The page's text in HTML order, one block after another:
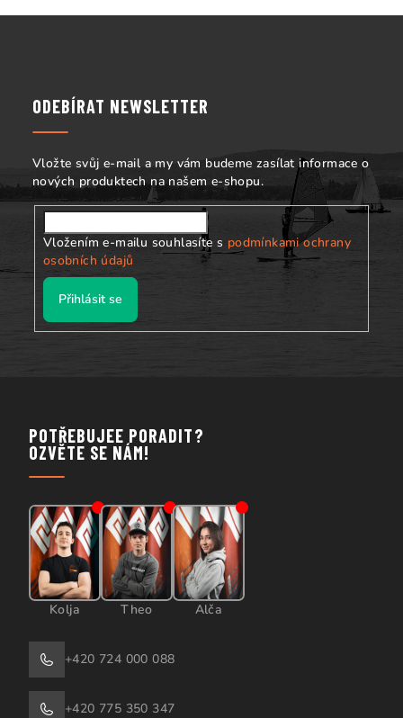
ODEBÍRAT NEWSLETTER
Vložte svůj e-mail a my vám budeme zasílat informace o
nových produktech na našem e-shopu.
Vložením e-mailu souhlasíte s podmínkami ochrany
osobních údajů
Přihlásit se
POTŘEBUJEE PORADIT?
OZVĚTE SE NÁM!
Kolja Theo Alča
+420 724 000 088
+420 775 350 347